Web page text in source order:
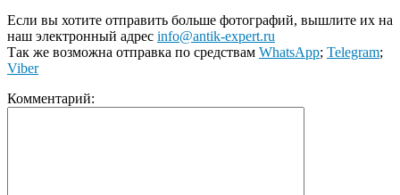
Если вы хотите отправить больше фотографий, вышлите их на
наш электронный адрес info@antik-expert.ru
Так же возможна отправка по средствам WhatsApp; Telegram;
Viber
Комментарий: